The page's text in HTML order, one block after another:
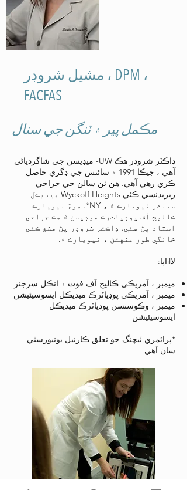
مشيل شروڊر ، DPM ،
FACFAS
مڪمل پير ۽ ٽنگن جي سنال
ڊاڪٽر شروڊر هڪ UW- ميڊيسن جي شاگردياڻي
آهي ، جيڪا 1991 ۾ سائنس جي ڊگري حاصل
ڪري رهي آهي. هن ٽن سالن جي جراحي
ريزيڊنسي ڪئي Wyckoff Heights ميڊيڪل
سينٽر نيويارڪ ۾ ، NY*. هوءَ نيويارڪ
ڪاليج آف پوڊياٽرڪ ميڊيسن ۾ هڪ جراحي
استاد پڻ هئي. ڊاڪٽر شروڊر پڻ مشق ڪئي
خانگي طور منهٽن ، نيويارڪ ۾.
لاilاپا:
ميمبر ، آمريڪي ڪاليج آف فوٽ ۽ انڪل سرجنز
ميمبر ، آمريڪي پوڊياٽرڪ ميڊيڪل ايسوسيئيشن
ميمبر ، وڪوسنسن پوڊياٽرڪ ميڊيڪل
ايسوسيئيشن
*پرائمري ٽيچنگ جو تعلق ڪارنيل يونيورسٽي
سان آهي